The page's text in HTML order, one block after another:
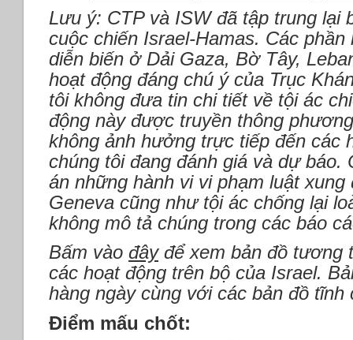
Lưu ý: CTP và ISW đã tập trung lại
cuộc chiến Israel-Hamas. Các
diễn biến ở Dải Gaza, Bờ Tây,
hoạt động đáng chú ý của Trục
tôi không đưa tin chi tiết về tội ác
động này được truyền thông
không ảnh hưởng trực tiếp đến các
chúng tôi đang đánh giá và dự báo.
án những hành vi vi phạm luật
Geneva cũng như tội ác chống lại
không mô tả chúng trong các báo
Bấm vào đâyđể xem bản đồ tương
các hoạt động trên bộ của Israel.
hàng ngày cùng với các bản đồ tĩnh
Điểm mấu chốt: